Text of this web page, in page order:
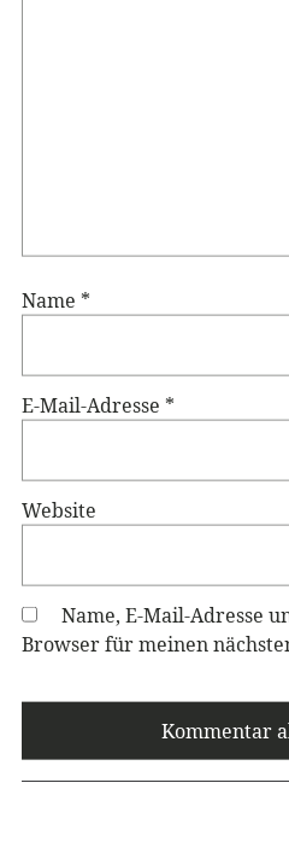
Name *
E-Mail-Adresse *
Website
Name, E-Mail-Adresse
Browser für meinen